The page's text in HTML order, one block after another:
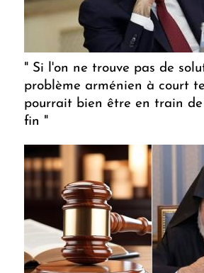
" Si l'on ne trouve pas de
problème arménien à court
pourrait bien être en train
fin "